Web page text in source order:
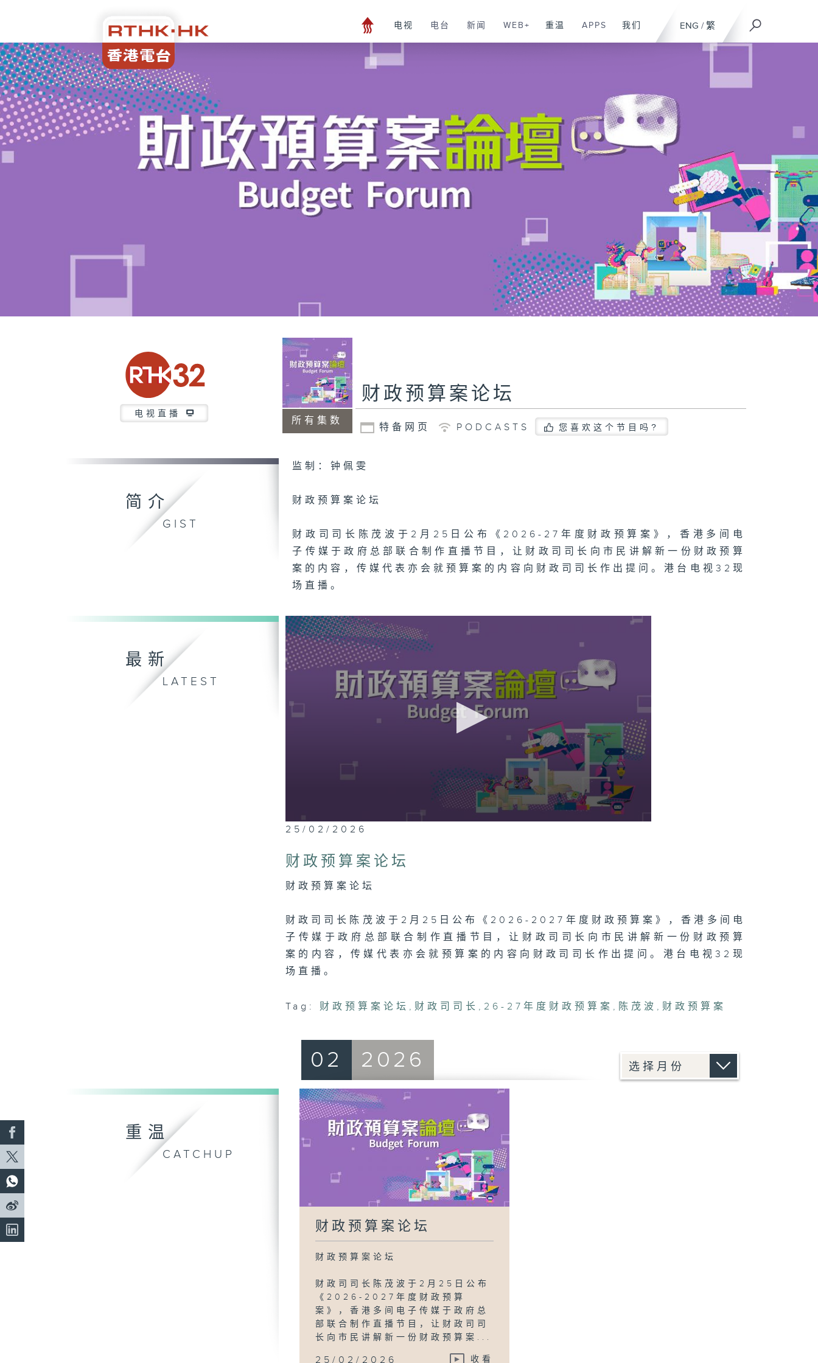
ENG / 繁
电视 电台 新闻 WEB+ 重温 APPS 我们
电视直播
所有集数
财政预算案论坛
特备网页 PODCASTS 您喜欢这个节目吗?
简介
GIST
监制：钟佩雯
财政预算案论坛
财政司司长陈茂波于2月25日公布《2026-27年度财政预算案》，香港多间电
子传媒于政府总部联合制作直播节目，让财政司司长向市民讲解新一份财政预算
案的内容，传媒代表亦会就预算案的内容向财政司司长作出提问。港台电视32现
场直播。
最新
LATEST
0
seconds
47
minutes,
secondsVolume
90%
25/02/2026
财政预算案论坛
财政预算案论坛
财政司司长陈茂波于2月25日公布《2026-2027年度财政预算案》，香港多间电
子传媒于政府总部联合制作直播节目，让财政司司长向市民讲解新一份财政预算
案的内容，传媒代表亦会就预算案的内容向财政司司长作出提问。港台电视32现
场直播。
Tag: 财政预算案论坛 , 财政司司长 , 26-27年度财政预算案 , 陈茂波 , 财政预算案
重温
CATCHUP
02 2026
财政预算案论坛
财政预算案论坛
财政司司长陈茂波于2月25日公布
《2026-2027年度财政预算
案》，香港多间电子传媒于政府总
部联合制作直播节目，让财政司司
长向市民讲解新一份财政预算案...
25/02/2026 收看